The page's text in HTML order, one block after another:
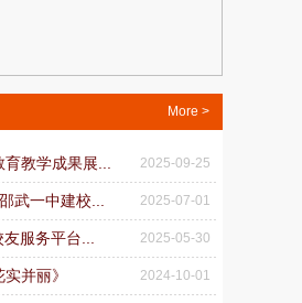
More >
教学成果展... 2025-09-25
武一中建校... 2025-07-01
服务平台... 2025-05-30
并丽》 2024-10-01